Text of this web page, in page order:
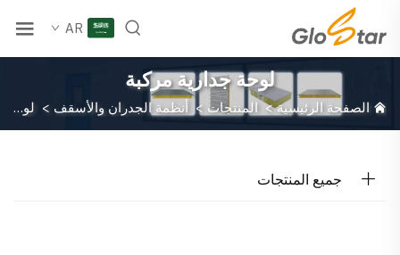
AR
لوحة جدارية مركبة
الصفحة الرئيسية> المنتجات > أنظمة الجدران والأسقف > لوحة جدارية مركبة
جميع المنتجات